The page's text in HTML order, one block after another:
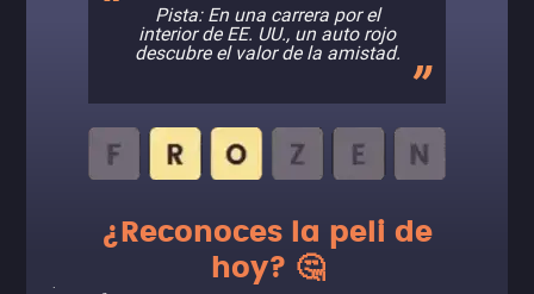
Pista: En una carrera por el
interior de EE. UU., un auto rojo
descubre el valor de la amistad.
¿Reconoces la peli de
hoy? 🤔